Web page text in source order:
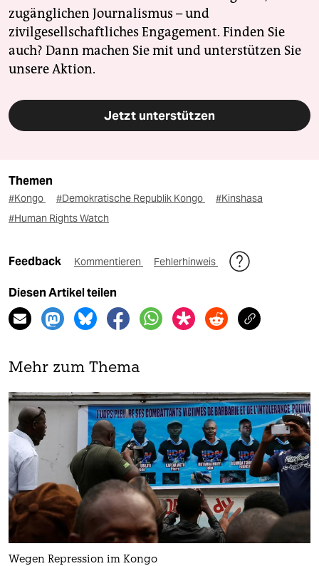
zugänglichen Journalismus – und
zivilgesellschaftliches Engagement. Finden Sie
auch? Dann machen Sie mit und unterstützen Sie
unsere Aktion.
Jetzt unterstützen
Themen
#Kongo #Demokratische Republik Kongo
#Kinshasa
#Human Rights Watch
Feedback Kommentieren Fehlerhinweis
Diesen Artikel teilen
Mehr zum Thema
Wegen Repression im Kongo